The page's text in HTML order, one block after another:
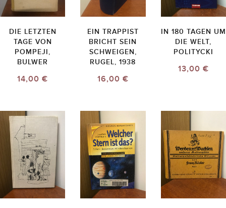
DIE LETZTEN
TAGE VON
POMPEJI,
BULWER
14,00 €
EIN TRAPPIST
BRICHT SEIN
SCHWEIGEN,
RUGEL, 1938
16,00 €
IN 180 TAGEN UM
DIE WELT,
POLITYCKI
13,00 €